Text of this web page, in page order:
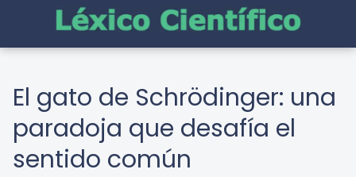
El gato de Schrödinger: una
paradoja que desafía el
sentido común